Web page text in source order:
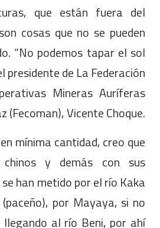
que están fuera del
cosas que no se pueden
“No podemos tapar el sol
presidente de La Federación
Mineras Auríferas
(Fecoman), Vicente Choque.
mínima cantidad, creo que
chinos y demás con sus
han metido por el río Kaka
por Mayaya, si no
al río Beni, por ahí